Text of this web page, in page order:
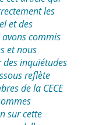
les
et des
avons commis
et nous
des inquiétudes
reflète
de la CECE
sur cette